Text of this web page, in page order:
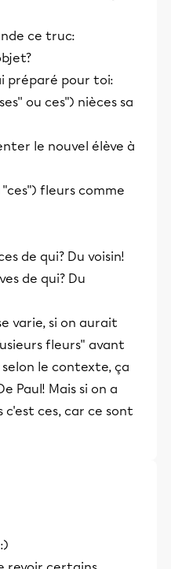
ce truc:
préparé pour toi:
ou ces") nièces sa
le nouvel élève à
fleurs comme
de qui? Du voisin!
de qui? Du
varie, si on aurait
fleurs" avant
le contexte, ça
Paul! Mais si on a
ces, car ce sont